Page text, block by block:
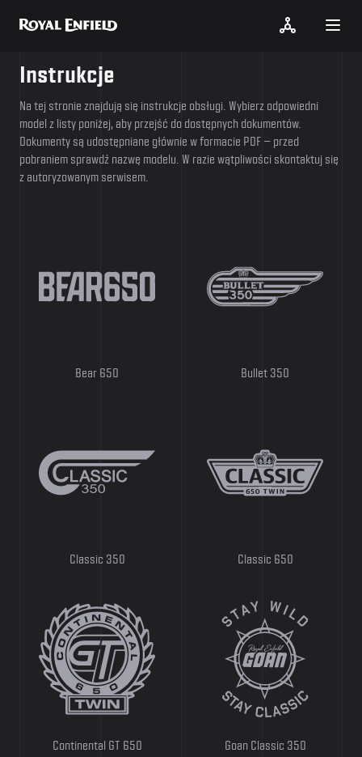
Instrukcje
Na tej stronie znajdują się instrukcje obsługi. Wybierz odpowiedni
model z listy poniżej, aby przejść do dostępnych dokumentów.
Dokumenty są udostępniane głównie w formacie PDF — przed
pobraniem sprawdź nazwę modelu. W razie wątpliwości skontaktuj się
z autoryzowanym serwisem.
Bear 650 Bullet 350
Classic 350 Classic 650
Continental GT 650 Goan Classic 350